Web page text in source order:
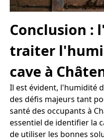
Conclusion :
traiter
cave à
Il est évident, l'humidité
des défis majeurs tant
santé des occupants à
essentiel de identifier la
de utiliser les bonnes